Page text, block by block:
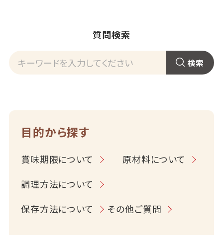
質問検索
目的から探す
賞味期限について
原材料について
調理方法について
保存方法について
その他ご質問